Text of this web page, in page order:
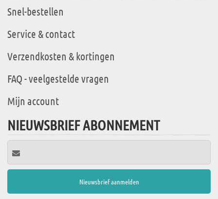
Snel-bestellen
Service & contact
Verzendkosten & kortingen
FAQ - veelgestelde vragen
Mijn account
NIEUWSBRIEF ABONNEMENT